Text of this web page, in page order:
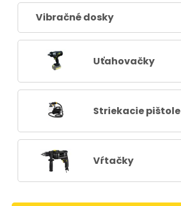
Vibračné dosky
Uťahovačky
Striekacie pištole
Vŕtačky